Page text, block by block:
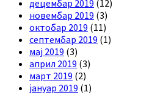
децембар 2019 (12)
новембар 2019 (3)
октобар 2019 (11)
септембар 2019 (1)
мај 2019 (3)
април 2019 (3)
март 2019 (2)
јануар 2019 (1)